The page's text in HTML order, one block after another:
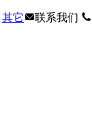
其它 联系我们